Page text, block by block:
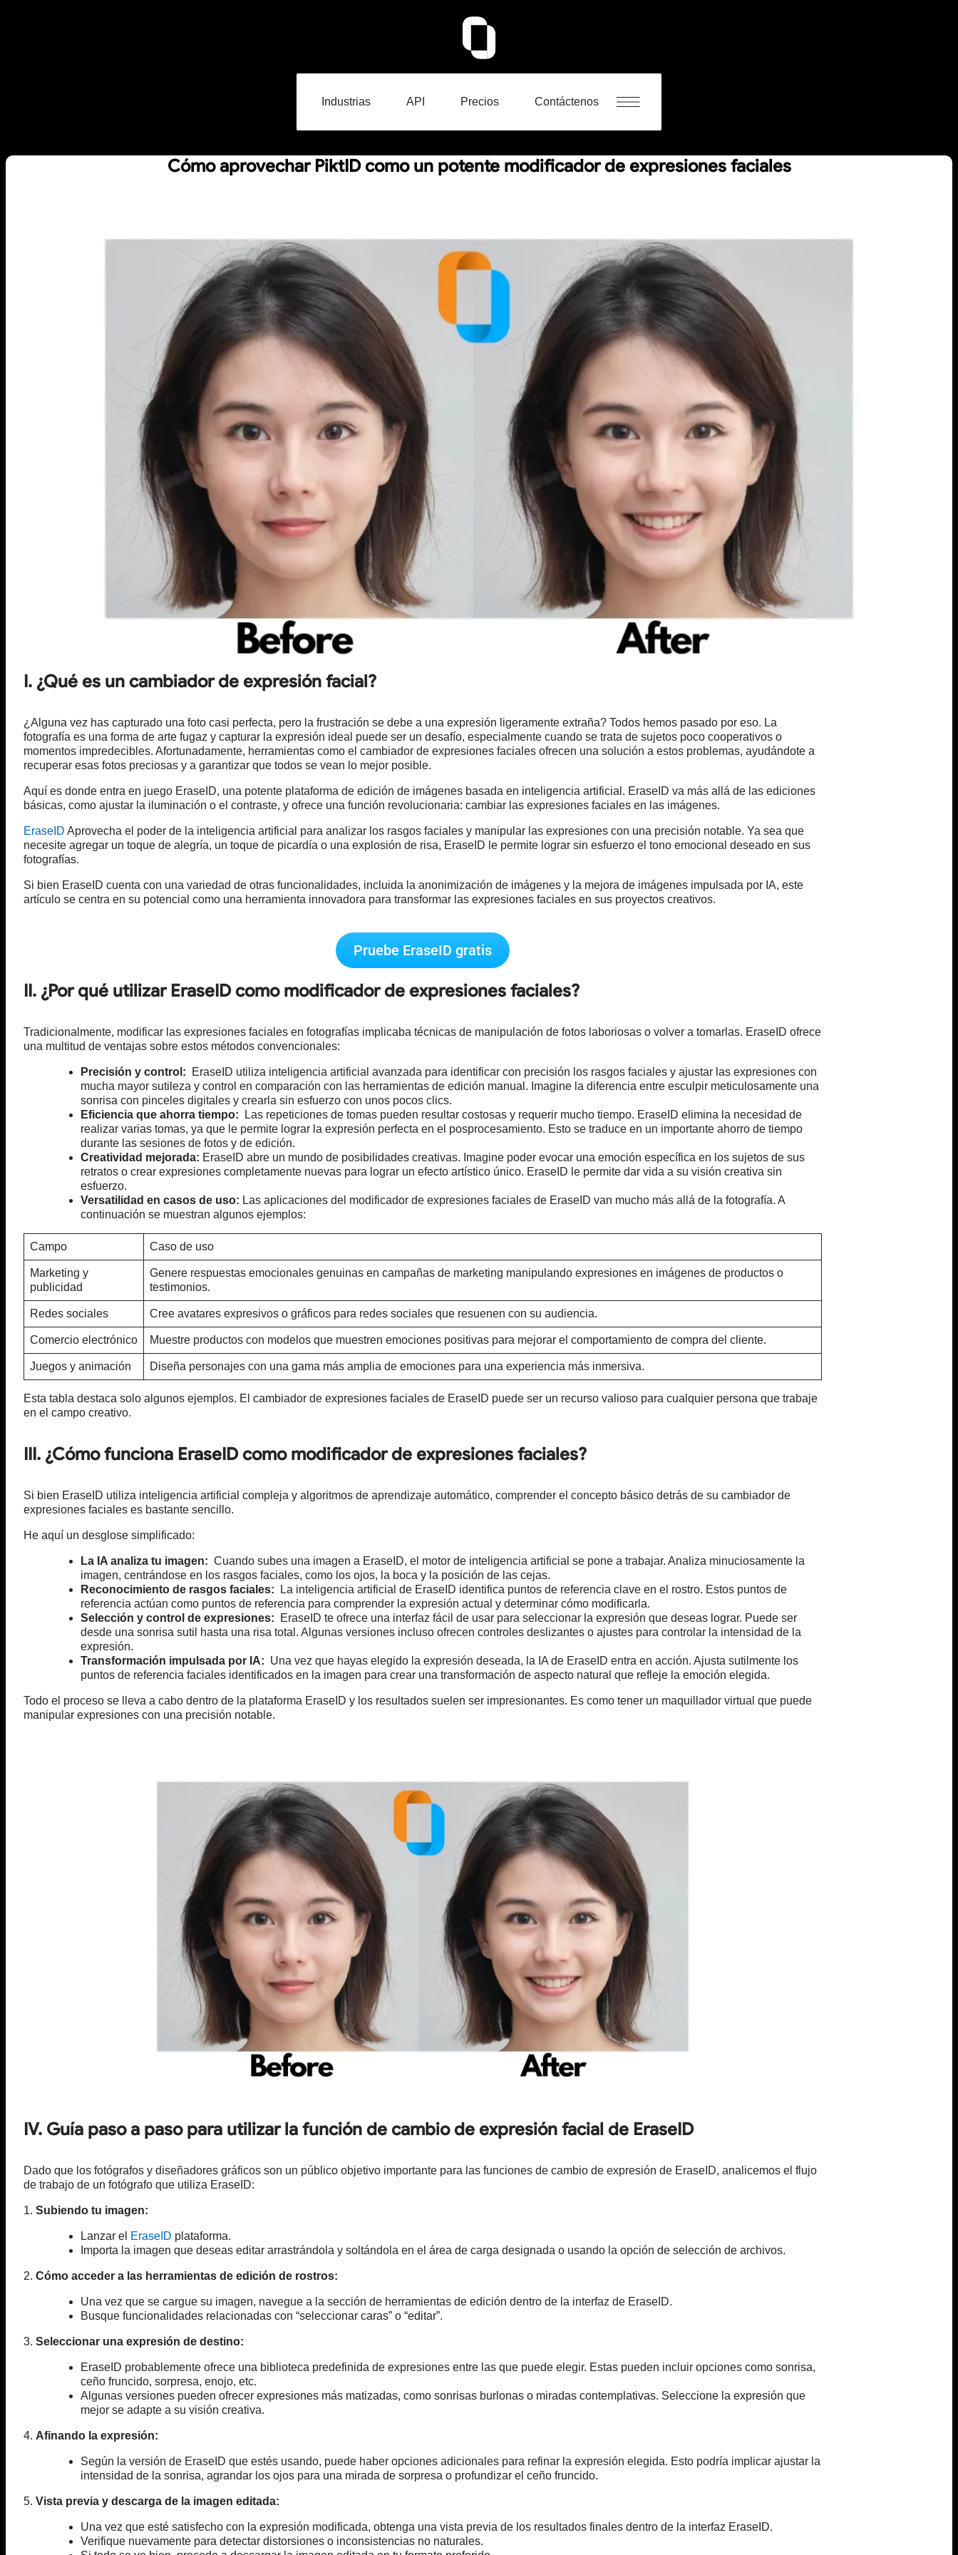
Industrias API Precios Contáctenos
Cómo aprovechar PiktID como un potente modificador de expresiones faciales
I. ¿Qué es un cambiador de expresión facial?
¿Alguna vez has capturado una foto casi perfecta, pero la frustración se debe a una expresión ligeramente extraña? Todos hemos pasado por eso. La
fotografía es una forma de arte fugaz y capturar la expresión ideal puede ser un desafío, especialmente cuando se trata de sujetos poco cooperativos o
momentos impredecibles. Afortunadamente, herramientas como el cambiador de expresiones faciales ofrecen una solución a estos problemas, ayudándote a
recuperar esas fotos preciosas y a garantizar que todos se vean lo mejor posible.
Aquí es donde entra en juego EraseID, una potente plataforma de edición de imágenes basada en inteligencia artificial. EraseID va más allá de las ediciones
básicas, como ajustar la iluminación o el contraste, y ofrece una función revolucionaria: cambiar las expresiones faciales en las imágenes.
EraseID Aprovecha el poder de la inteligencia artificial para analizar los rasgos faciales y manipular las expresiones con una precisión notable. Ya sea que
necesite agregar un toque de alegría, un toque de picardía o una explosión de risa, EraseID le permite lograr sin esfuerzo el tono emocional deseado en sus
fotografías.
Si bien EraseID cuenta con una variedad de otras funcionalidades, incluida la anonimización de imágenes y la mejora de imágenes impulsada por IA, este
artículo se centra en su potencial como una herramienta innovadora para transformar las expresiones faciales en sus proyectos creativos.
Pruebe EraseID gratis
II. ¿Por qué utilizar EraseID como modificador de expresiones faciales?
Tradicionalmente, modificar las expresiones faciales en fotografías implicaba técnicas de manipulación de fotos laboriosas o volver a tomarlas. EraseID ofrece
una multitud de ventajas sobre estos métodos convencionales:
Precisión y control: EraseID utiliza inteligencia artificial avanzada para identificar con precisión los rasgos faciales y ajustar las expresiones con
mucha mayor sutileza y control en comparación con las herramientas de edición manual. Imagine la diferencia entre esculpir meticulosamente una
sonrisa con pinceles digitales y crearla sin esfuerzo con unos pocos clics.
Eficiencia que ahorra tiempo: Las repeticiones de tomas pueden resultar costosas y requerir mucho tiempo. EraseID elimina la necesidad de
realizar varias tomas, ya que le permite lograr la expresión perfecta en el posprocesamiento. Esto se traduce en un importante ahorro de tiempo
durante las sesiones de fotos y de edición.
Creatividad mejorada: EraseID abre un mundo de posibilidades creativas. Imagine poder evocar una emoción específica en los sujetos de sus
retratos o crear expresiones completamente nuevas para lograr un efecto artístico único. EraseID le permite dar vida a su visión creativa sin
esfuerzo.
Versatilidad en casos de uso: Las aplicaciones del modificador de expresiones faciales de EraseID van mucho más allá de la fotografía. A
continuación se muestran algunos ejemplos:
Campo Caso de uso
Marketing y
publicidad
Genere respuestas emocionales genuinas en campañas de marketing manipulando expresiones en imágenes de productos o
testimonios.
Redes sociales Cree avatares expresivos o gráficos para redes sociales que resuenen con su audiencia.
Comercio electrónico Muestre productos con modelos que muestren emociones positivas para mejorar el comportamiento de compra del cliente.
Juegos y animación Diseña personajes con una gama más amplia de emociones para una experiencia más inmersiva.
Esta tabla destaca solo algunos ejemplos. El cambiador de expresiones faciales de EraseID puede ser un recurso valioso para cualquier persona que trabaje
en el campo creativo.
III. ¿Cómo funciona EraseID como modificador de expresiones faciales?
Si bien EraseID utiliza inteligencia artificial compleja y algoritmos de aprendizaje automático, comprender el concepto básico detrás de su cambiador de
expresiones faciales es bastante sencillo.
He aquí un desglose simplificado:
La IA analiza tu imagen: Cuando subes una imagen a EraseID, el motor de inteligencia artificial se pone a trabajar. Analiza minuciosamente la
imagen, centrándose en los rasgos faciales, como los ojos, la boca y la posición de las cejas.
Reconocimiento de rasgos faciales: La inteligencia artificial de EraseID identifica puntos de referencia clave en el rostro. Estos puntos de
referencia actúan como puntos de referencia para comprender la expresión actual y determinar cómo modificarla.
Selección y control de expresiones: EraseID te ofrece una interfaz fácil de usar para seleccionar la expresión que deseas lograr. Puede ser
desde una sonrisa sutil hasta una risa total. Algunas versiones incluso ofrecen controles deslizantes o ajustes para controlar la intensidad de la
expresión.
Transformación impulsada por IA: Una vez que hayas elegido la expresión deseada, la IA de EraseID entra en acción. Ajusta sutilmente los
puntos de referencia faciales identificados en la imagen para crear una transformación de aspecto natural que refleje la emoción elegida.
Todo el proceso se lleva a cabo dentro de la plataforma EraseID y los resultados suelen ser impresionantes. Es como tener un maquillador virtual que puede
manipular expresiones con una precisión notable.
IV. Guía paso a paso para utilizar la función de cambio de expresión facial de EraseID
Dado que los fotógrafos y diseñadores gráficos son un público objetivo importante para las funciones de cambio de expresión de EraseID, analicemos el flujo
de trabajo de un fotógrafo que utiliza EraseID:
1. Subiendo tu imagen:
Lanzar el EraseID plataforma.
Importa la imagen que deseas editar arrastrándola y soltándola en el área de carga designada o usando la opción de selección de archivos.
2. Cómo acceder a las herramientas de edición de rostros:
Una vez que se cargue su imagen, navegue a la sección de herramientas de edición dentro de la interfaz de EraseID.
Busque funcionalidades relacionadas con “seleccionar caras” o “editar”.
3. Seleccionar una expresión de destino:
EraseID probablemente ofrece una biblioteca predefinida de expresiones entre las que puede elegir. Estas pueden incluir opciones como sonrisa,
ceño fruncido, sorpresa, enojo, etc.
Algunas versiones pueden ofrecer expresiones más matizadas, como sonrisas burlonas o miradas contemplativas. Seleccione la expresión que
mejor se adapte a su visión creativa.
4. Afinando la expresión:
Según la versión de EraseID que estés usando, puede haber opciones adicionales para refinar la expresión elegida. Esto podría implicar ajustar la
intensidad de la sonrisa, agrandar los ojos para una mirada de sorpresa o profundizar el ceño fruncido.
5. Vista previa y descarga de la imagen editada:
Una vez que esté satisfecho con la expresión modificada, obtenga una vista previa de los resultados finales dentro de la interfaz EraseID.
Verifique nuevamente para detectar distorsiones o inconsistencias no naturales.